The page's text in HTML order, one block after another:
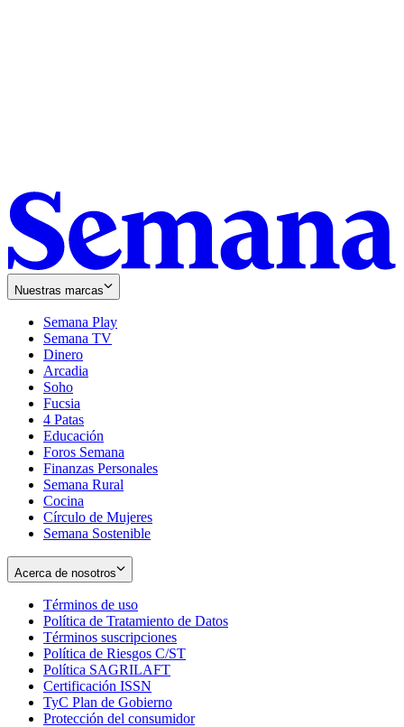
Nuestras marcas
Semana Play
Semana TV
Dinero
Arcadia
Soho
in
new
window
Fucsia
in
new
window
4 Patas
Educación
Foros Semana
Finanzas Personales
Semana Rural
Cocina
Círculo de Mujeres
Semana Sostenible
Acerca de nosotros
Términos de uso
in
new
window
Política de Tratamiento de Datos
Términos suscripciones
in
Política de Riesgos C/ST
Política SAGRILAFT
new
window
Certificación ISSN
in
new
TyC Plan de Gobierno
in
Protección del consumidorOpens